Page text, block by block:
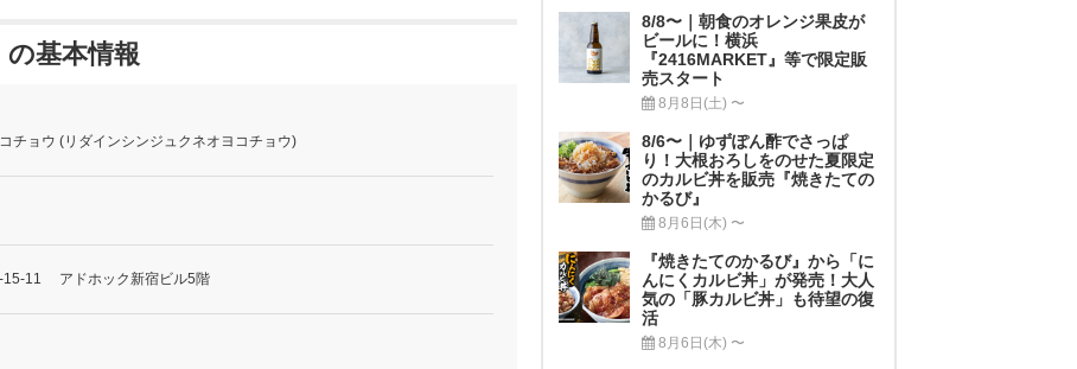
基本情報
チョウ (リダインシンジュクネオヨコチョウ)
15-11 アドホック新宿ビル5階
8/8〜｜朝食のオレンジ果皮が
ビールに！横浜
『2416MARKET』等で限定販
売スタート
8月8日(土) 〜
8/6〜｜ゆずぽん酢でさっぱ
り！大根おろしをのせた夏限定
のカルビ丼を販売『焼きたての
かるび』
8月6日(木) 〜
『焼きたてのかるび』から「に
んにくカルビ丼」が発売！大人
気の「豚カルビ丼」も待望の復
活
8月6日(木) 〜